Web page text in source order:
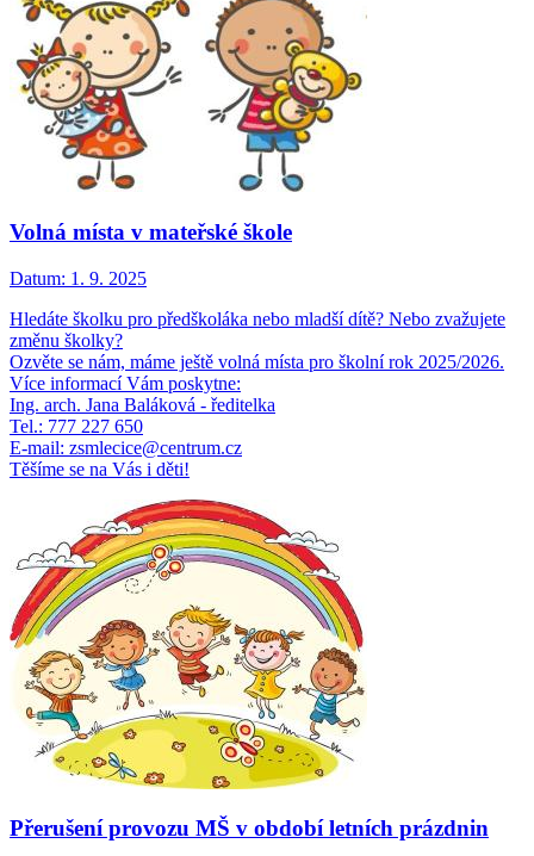
Volná místa v mateřské škole
Datum: 1. 9. 2025
Hledáte školku pro předškoláka nebo mladší dítě? Nebo zvažujete
změnu školky?
Ozvěte se nám, máme ještě volná místa pro školní rok 2025/2026.
Více informací Vám poskytne:
Ing. arch. Jana Baláková - ředitelka
Tel.: 777 227 650
E-mail: zsmlecice@centrum.cz
Těšíme se na Vás i děti!
Přerušení provozu MŠ v období letních prázdnin